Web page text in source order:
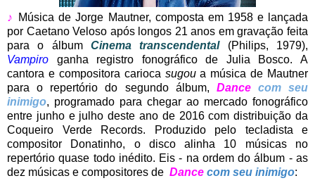
♪
Música de Jorge Mautner, composta em 1958 e lançada
por Caetano Veloso após longos 21 anos em gravação feita
para o álbum Cinema transcendental (Philips, 1979),
Vampiro ganha registro fonográfico de Julia Bosco. A
cantora e compositora carioca sugoua música de Mautner
para o repertório do segundo álbum, Dancecom seu
inimigo, programado para chegar ao mercado fonográfico
entre junho e julho deste ano de 2016 com distribuição da
Coqueiro Verde Records. Produzido pelo tecladista e
compositor Donatinho, o disco alinha 10 músicas no
repertório quase todo inédito. Eis - na ordem do álbum - as
dez músicas e compositores de Dance com seu inimigo: